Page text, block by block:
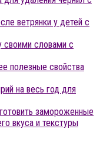
ветрянки у детей с
словами с
полезные свойства
на весь год для
замороженные
вкуса и текстуры